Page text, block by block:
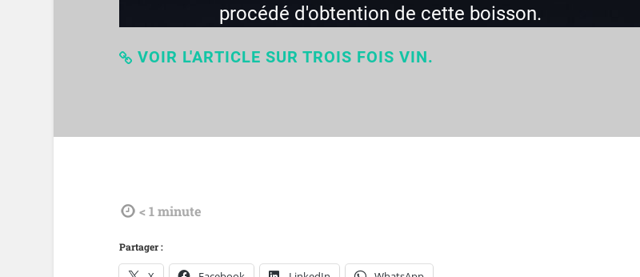
procédé d'obtention de cette boisson.
VOIR L'ARTICLE SUR TROIS FOIS VIN.
tdl < 1minute
Partager :